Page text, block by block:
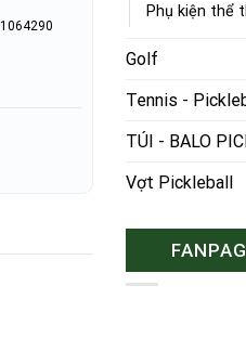
Phụ kiện thể
Golf
Tennis -
TÚI - BALO
Vợt Pickleball